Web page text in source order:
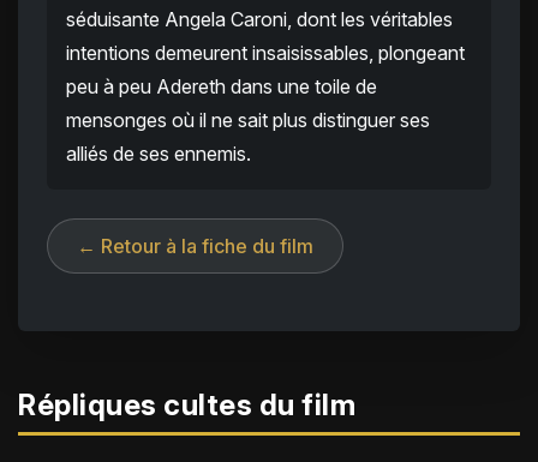
séduisante Angela Caroni, dont les véritables
intentions demeurent insaisissables, plongeant
peu à peu Adereth dans une toile de
mensonges où il ne sait plus distinguer ses
alliés de ses ennemis.
← Retour à la fiche du film
Répliques cultes du film